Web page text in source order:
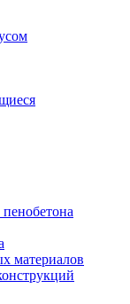
материалов